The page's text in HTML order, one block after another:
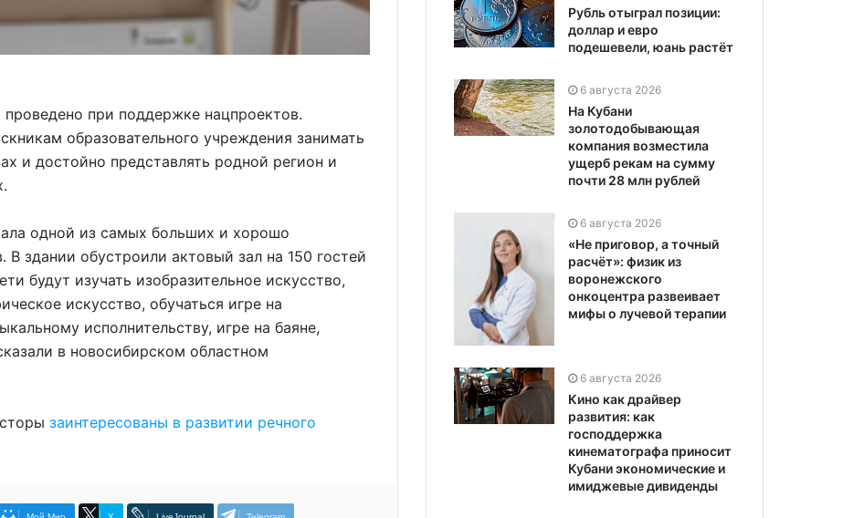
при поддержке нацпроектов.
образовательного учреждения занимать
и достойно представлять родной регион и
одной из самых больших и хорошо
здании обустроили актовый зал на 150 гостей
будут изучать изобразительное искусство,
искусство, обучаться игре на
исполнительству, игре на баяне,
в новосибирском областном
заинтересованы в развитии речного
Рубль отыграл позиции:
доллар и евро
подешевели, юань растёт
6 августа 2026
На Кубани
золотодобывающая
компания возместила
ущерб рекам на сумму
почти 28 млн рублей
6 августа 2026
«Не приговор, а точный
расчёт»: физик из
воронежского
онкоцентра развеивает
мифы о лучевой терапии
6 августа 2026
Кино как драйвер
развития: как
господдержка
кинематографа приносит
Кубани экономические и
имиджевые дивиденды